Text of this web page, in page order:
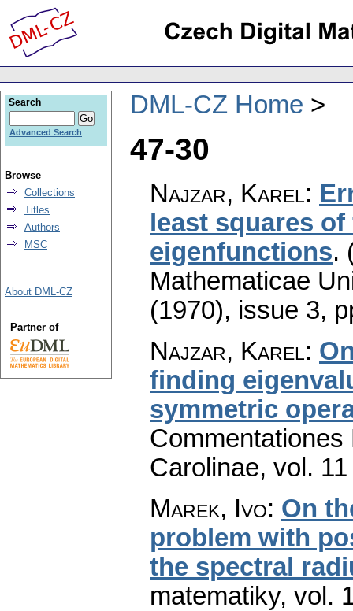
DML-CZ Home
47-30
Najzar, Karel:
least squares
eigenfunctions.
Mathematicae
(1970), issue 3,
Najzar, Karel:
finding
symmetric
Carolinae, vol.
Marek, Ivo: On
problem with
the spectral
matematiky, vol.
Search
Advanced Search
Browse
Collections
Titles
Authors
MSC
About DML-CZ
Partner of